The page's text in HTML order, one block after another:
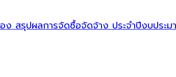
ง สรุปผลการจัดซื้อจัดจ้าง ประจำปีงบประ